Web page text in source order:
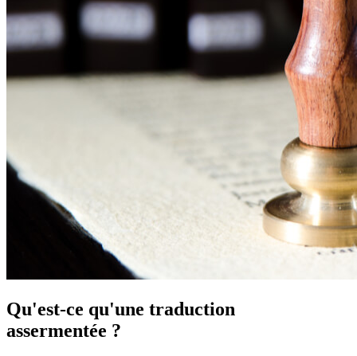
Qu'est-ce qu'une traduction
assermentée ?